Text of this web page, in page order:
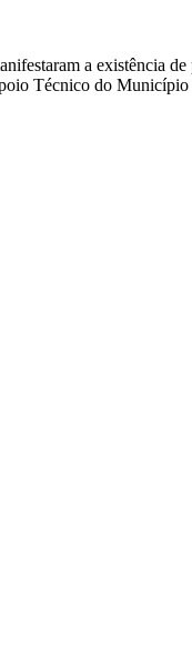
a existência
Técnico do